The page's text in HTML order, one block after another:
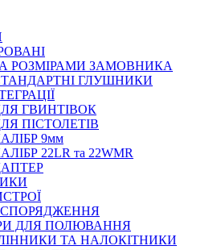
РОЗМІРАМИ ЗАМОВНИКА
ГЛУШНИКИ
ГВИНТІВОК
ПІСТОЛЕТІВ
9мм
22LR та 22WMR
ДЛЯ ПОЛЮВАННЯ
ТА НАЛОКІТНИКИ